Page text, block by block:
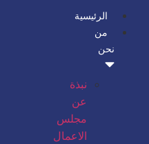
الرئيسية
من
نحن
نبذة
عن
مجلس
الاعمال